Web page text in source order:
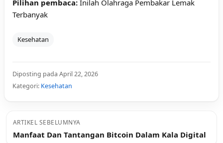
Pilihan pembaca: Inilah Olahraga Pembakar Lemak
Terbanyak
Kesehatan
Diposting pada April 22, 2026
Kategori: Kesehatan
ARTIKEL SEBELUMNYA
Manfaat Dan Tantangan Bitcoin Dalam Kala Digital